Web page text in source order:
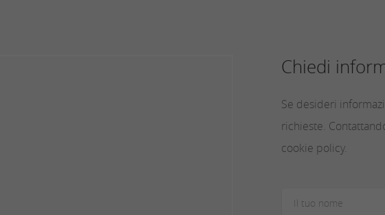
Chiedi
Se desideri
richieste.
cookie policy.